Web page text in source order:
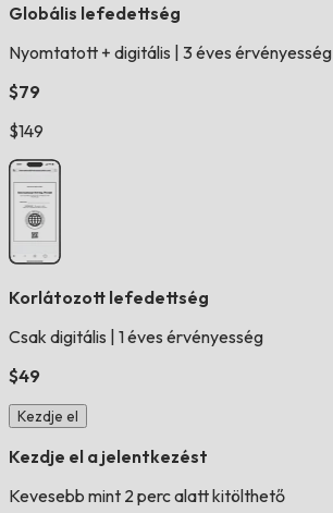
Globális lefedettség
Nyomtatott + digitális 3 éves érvényesség
$79
$149
Korlátozott lefedettség
Csak digitális 1 éves érvényesség
$49
Kezdje el
Kezdje el a jelentkezést
Kevesebb mint 2 perc alatt kitölthető